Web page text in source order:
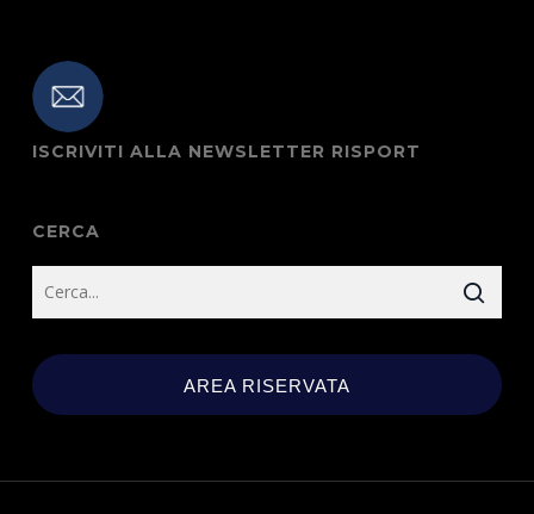
ISCRIVITI ALLA NEWSLETTER RISPORT
CERCA
AREA RISERVATA